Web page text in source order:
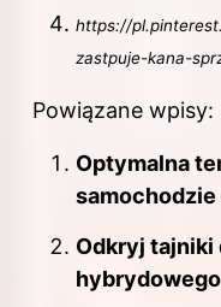
https://
zastpuje-kana-
Powiązane wpisy:
Optymalna
samochodzie
Odkryj tajniki